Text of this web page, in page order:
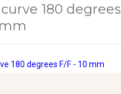
180 degrees